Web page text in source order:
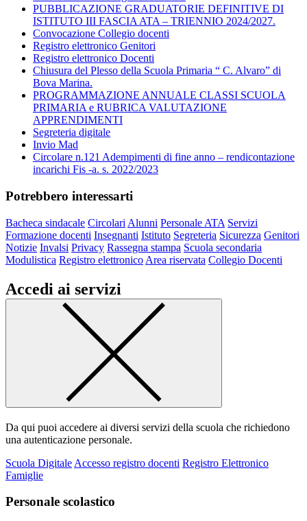
PUBBLICAZIONE GRADUATORIE DEFINITIVE DI
ISTITUTO III FASCIA ATA – TRIENNIO 2024/2027.
Convocazione Collegio docenti
Registro elettronico Genitori
Registro elettronico Docenti
Chiusura del Plesso della Scuola Primaria “ C. Alvaro” di
Bova Marina.
PROGRAMMAZIONE ANNUALE CLASSI SCUOLA
PRIMARIA e RUBRICA VALUTAZIONE
APPRENDIMENTI
Segreteria digitale
Invio Mad
Circolare n.121 Adempimenti di fine anno – rendicontazione
incarichi Fis -a. s. 2022/2023
Potrebbero interessarti
Bacheca sindacale Circolari Alunni Personale ATA Servizi
Formazione docenti Insegnanti Istituto Segreteria Sicurezza Genitori
Notizie Invalsi Privacy Rassegna stampa Scuola secondaria
Modulistica Registro elettronico Area riservata Collegio Docenti
Accedi ai servizi
Da qui puoi accedere ai diversi servizi della scuola che richiedono
una autenticazione personale.
Scuola Digitale Accesso registro docenti Registro Elettronico
Famiglie
Personale scolastico